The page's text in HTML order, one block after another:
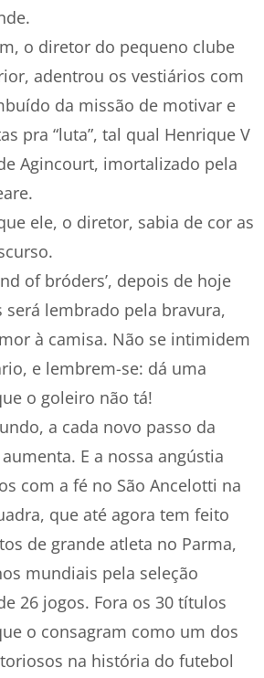
o diretor do pequeno clube
adentrou os vestiários com
da missão de motivar e
pra “luta”, tal qual Henrique V
Agincourt, imortalizado pela
ele, o diretor, sabia de cor as
of bróders’, depois de hoje
será lembrado pela bravura,
à camisa. Não se intimidem
e lembrem-se: dá uma
o goleiro não tá!
a cada novo passo da
E a nossa angústia
com a fé no São Ancelotti na
que até agora tem feito
de grande atleta no Parma,
mundiais pela seleção
26 jogos. Fora os 30 títulos
o consagram como um dos
na história do futebol